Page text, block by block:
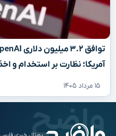
آمریکا؛ نظارت بر استخدام و
۱۵ مرداد ۱۴۰۵